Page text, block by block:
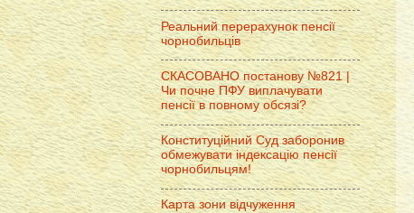
Реальний перерахунок пенсії
чорнобильців
СКАСОВАНО постанову №821 |
Чи почне ПФУ виплачувати
пенсії в повному обсязі?
Конституційний Суд заборонив
обмежувати індексацію пенсії
чорнобильцям!
Карта зони відчуження